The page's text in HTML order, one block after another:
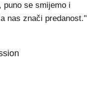
puno se smijemo i
nas znači predanost."